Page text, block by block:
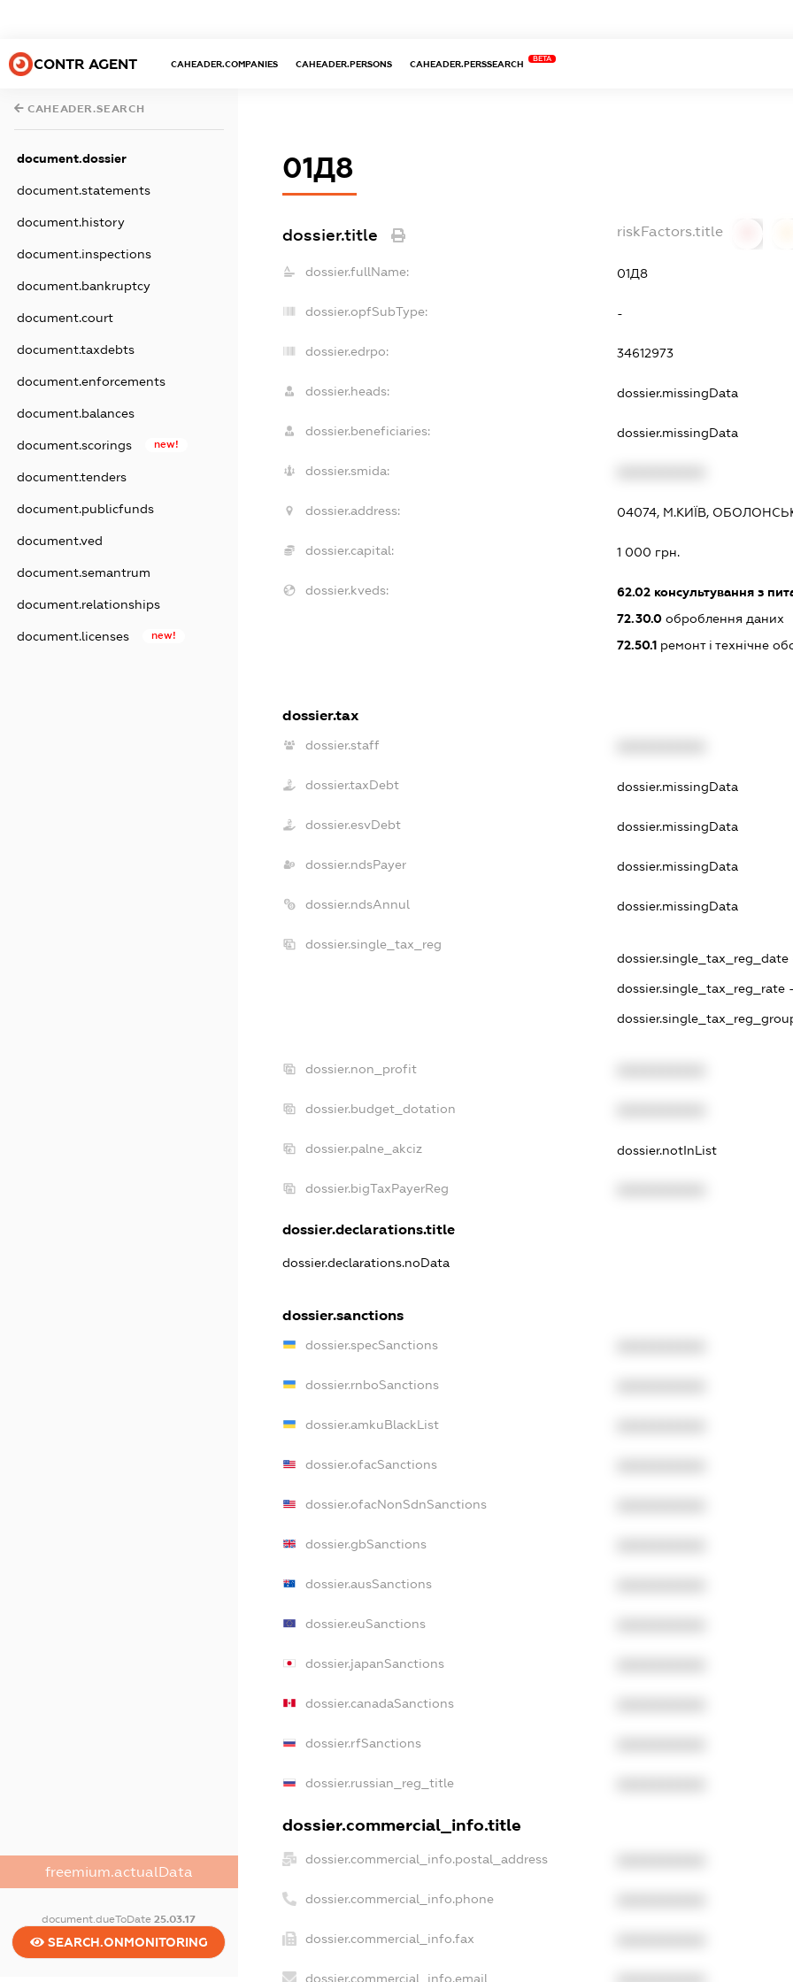
CONTR AGENT CAHEADER.COMPANIES CAHEADER.PERSONS CAHEADER.PERSSEARCH
BETA
CAHEADER.SEARCH
document.dossier
document.statements
document.history
document.inspections
document.bankruptcy
document.court
document.taxdebts
document.enforcements
document.balances
document.scorings new!
document.tenders
document.publicfunds
document.ved
document.semantrum
document.relationships
document.licenses new!
freemium.actualData
document.dueToDate25.03.17
SEARCH.ONMONITORING
01Д8
dossier.title riskFactors.title
dossier.fullName: 01Д8
dossier.opfSubType: -
dossier.edrpo: 34612973
dossier.heads: dossier.missingData
dossier.beneficiaries: dossier.missingData
dossier.smida:
dossier.address: 04074, М.КИЇВ,
dossier.capital: 1 000 грн.
dossier.kveds: 62.02 консультування з
72.30.0 оброблення даних
72.50.1 ремонт і технічне
dossier.tax
dossier.staff
dossier.taxDebt dossier.missingData
dossier.esvDebt dossier.missingData
dossier.ndsPayer dossier.missingData
dossier.ndsAnnul dossier.missingData
dossier.single_tax_reg
dossier.single_tax_reg_date -
dossier.single_tax_reg_rate
dossier.non_profit
dossier.budget_dotation
dossier.palne_akciz dossier.notInList
dossier.bigTaxPayerReg
dossier.declarations.title
dossier.declarations.noData
dossier.sanctions
dossier.specSanctions
dossier.rnboSanctions
dossier.amkuBlackList
dossier.ofacSanctions
dossier.ofacNonSdnSanctions
dossier.gbSanctions
dossier.ausSanctions
dossier.euSanctions
dossier.japanSanctions
dossier.canadaSanctions
dossier.rfSanctions
dossier.russian_reg_title
dossier.commercial_info.title
dossier.commercial_info.postal_address
dossier.commercial_info.phone
dossier.commercial_info.fax
dossier.commercial_info.email